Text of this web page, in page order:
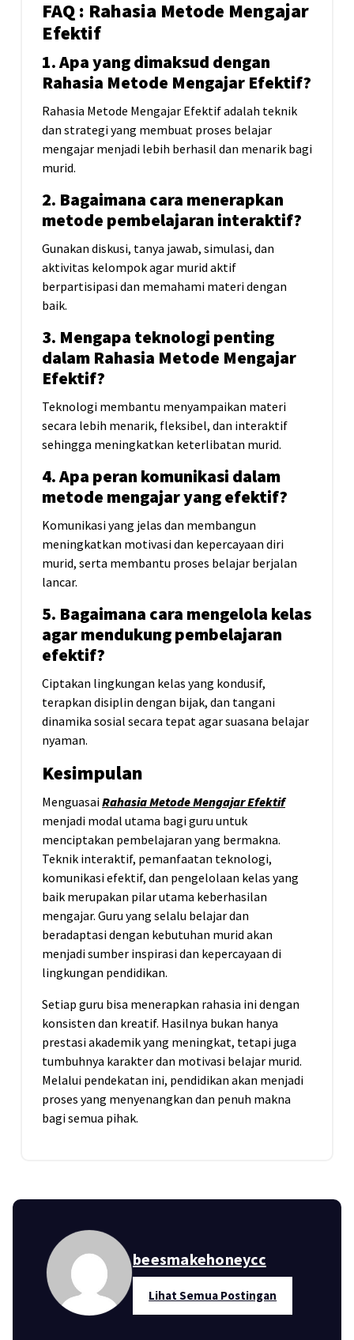
FAQ : Rahasia Metode Mengajar
Efektif
1. Apa yang dimaksud dengan
Rahasia Metode Mengajar Efektif?
Rahasia Metode Mengajar Efektif adalah teknik
dan strategi yang membuat proses belajar
mengajar menjadi lebih berhasil dan menarik bagi
murid.
2. Bagaimana cara menerapkan
metode pembelajaran interaktif?
Gunakan diskusi, tanya jawab, simulasi, dan
aktivitas kelompok agar murid aktif
berpartisipasi dan memahami materi dengan
baik.
3. Mengapa teknologi penting
dalam Rahasia Metode Mengajar
Efektif?
Teknologi membantu menyampaikan materi
secara lebih menarik, fleksibel, dan interaktif
sehingga meningkatkan keterlibatan murid.
4. Apa peran komunikasi dalam
metode mengajar yang efektif?
Komunikasi yang jelas dan membangun
meningkatkan motivasi dan kepercayaan diri
murid, serta membantu proses belajar berjalan
lancar.
5. Bagaimana cara mengelola kelas
agar mendukung pembelajaran
efektif?
Ciptakan lingkungan kelas yang kondusif,
terapkan disiplin dengan bijak, dan tangani
dinamika sosial secara tepat agar suasana belajar
nyaman.
Kesimpulan
MenguasaiRahasia Metode Mengajar Efektif
menjadi modal utama bagi guru untuk
menciptakan pembelajaran yang bermakna.
Teknik interaktif, pemanfaatan teknologi,
komunikasi efektif, dan pengelolaan kelas yang
baik merupakan pilar utama keberhasilan
mengajar. Guru yang selalu belajar dan
beradaptasi dengan kebutuhan murid akan
menjadi sumber inspirasi dan kepercayaan di
lingkungan pendidikan.
Setiap guru bisa menerapkan rahasia ini dengan
konsisten dan kreatif. Hasilnya bukan hanya
prestasi akademik yang meningkat, tetapi juga
tumbuhnya karakter dan motivasi belajar murid.
Melalui pendekatan ini, pendidikan akan menjadi
proses yang menyenangkan dan penuh makna
bagi semua pihak.
beesmakehoneycc
Lihat Semua Postingan